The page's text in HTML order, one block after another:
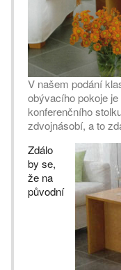
V našem podání
obývacího pokoje
konferenčního
zdvojnásobí, a to
Zdálo
by se,
že na
původní